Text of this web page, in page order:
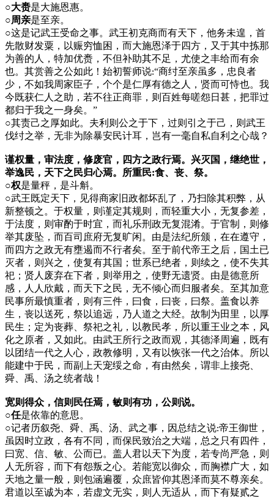
○大赉是大施恩惠。
○周亲是至亲。
○这是记武王受命之事。武王初克商而有天下，他务未遑，首
先散财发粟，以赈穷恤困，而大施恩泽于四方，又于其中拣那
为善的人，特加优赉，不但补助其不足，尤使之丰给而有余
也。其赏善之公如此！始初誓师说:“商纣至亲虽多，忠良者
少，不如我周家臣子，个个是仁厚有德之人，贤而可恃也。我
今既获仁人之助，若不往正商罪，则百姓每嗟怨日甚，把罪过
都归于我之一身矣。”
○其责己之厚如此。夫利则公之于下，过则引之于己，则武王
伐纣之举，无非为除暴安民计耳，岂有一毫自私自利之心哉？
谨权量，审法度，修废官，四方之政行焉。兴灭国，继绝世，
举逸民，天下之民归心焉。所重民:食、丧、祭。
○权是量秤，是斗斛。
○武王既定天下，见得商家旧政都坏乱了，乃扫除其积弊，从
新整顿之。于权量，则谨定其规则，而轻重大小，无复参差，
于法度，则审酌于时宜，而礼乐刑政无复混淆。于官制，则修
举其废坠，而百司庶府无复旷闲。由是法纪所颁，在在遵守，
而四方之政无有壅遏而不行者矣。至于前代帝王之后，国土已
灭者，则兴之，使复有其国；世系已绝者，则续之，使不失其
祀；贤人废弃在下者，则举用之，使野无遗贤。由是德意所
感，人人欣戴，而天下之民，无不倾心而归服者矣。至其加意
民事所最慎重者，则有三件，曰食，曰丧，曰祭。盖食以养
生，丧以送死，祭以追远，乃人道之大经。故制为田里，以厚
民生；定为丧葬、祭祀之礼，以教民孝，所以重王业之本，风
化之原者，又如此。由武王所行之政而观，其德泽周遍，既有
以团结一代之人心，政教修明，又有以恢张一代之治体。所以
能建中于民，而副上天宠绥之命，有由然矣，谓非上接尧、
舜、禹、汤之统者哉！
宽则得众，信则民任焉，敏则有功，公则说。
○任是依靠的意思。
○记者历叙尧、舜、禹、汤、武之事，因总结之说:帝王御世，
虽因时立政，各有不同，而保民致治之大端，总之只有四件，
曰宽、信、敏、公而已。盖人君以天下为度，若专尚严急，则
人无所容，而下有怨叛之心。若能宽以御众，而胸襟广大，如
天地之量一般，则包涵遍覆，众庶皆仰其恩泽而莫不尊亲矣。
君道以至诚为本，若虚文无实，则人无适从，而下有疑贰之